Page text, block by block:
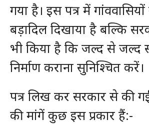
गया है। इस पत्र में गांववासियों
बड़ादिल दिखाया है बल्कि
भी किया है कि जल्द से जल्द
निर्माण कराना सुनिश्चित करें।
पत्र लिख कर सरकार से की
की मांगें कुछ इस प्रकार हैं:-